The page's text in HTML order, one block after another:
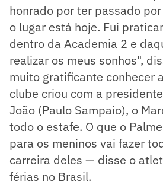
honrado por ter passado
o lugar está hoje. Fui
dentro da Academia 2 e
realizar os meus sonhos",
muito gratificante conhecer
clube criou com a
João (Paulo Sampaio), o
todo o estafe. O que o
para os meninos vai fazer
carreira deles — disse o
férias no Brasil.